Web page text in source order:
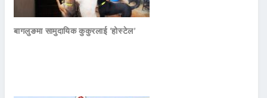
बागलुङमा सामुदायिक कुकुरलाई ‘होस्टेल’